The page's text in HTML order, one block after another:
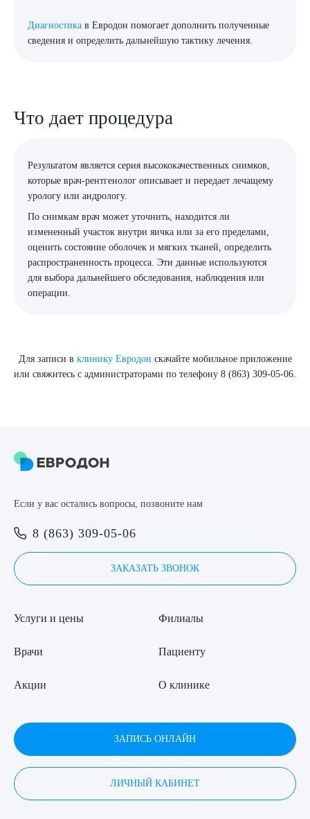
Диагностика в Евродон помогает дополнить полученные
сведения и определить дальнейшую тактику лечения.
Что дает процедура
Результатом является серия высококачественных снимков,
которые врач-рентгенолог описывает и передает лечащему
урологу или андрологу.
По снимкам врач может уточнить, находится ли
измененный участок внутри яичка или за его пределами,
оценить состояние оболочек и мягких тканей, определить
распространенность процесса. Эти данные используются
для выбора дальнейшего обследования, наблюдения или
операции.
Для записи в клинику Евродон скачайте мобильное приложение
или свяжитесь с администраторами по телефону 8 (863) 309-05-06.
Если у вас остались вопросы, позвоните нам
8 (863) 309-05-06
ЗАКАЗАТЬ ЗВОНОК
Услуги и цены
Врачи
Акции
Филиалы
Пациенту
О клинике
ЗАПИСЬ ОНЛАЙН
ЛИЧНЫЙ КАБИНЕТ
ОТПРАВИТЬ